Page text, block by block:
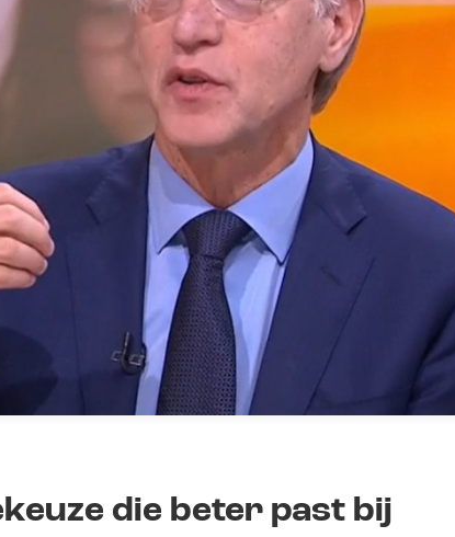
die beter past bij